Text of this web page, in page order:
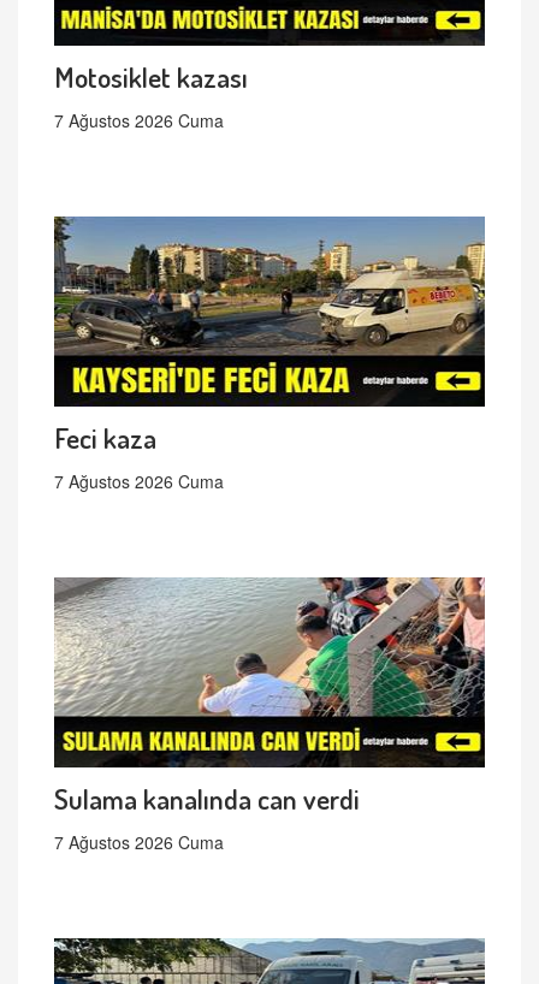
Motosiklet kazası
7 Ağustos 2026 Cuma
Feci kaza
7 Ağustos 2026 Cuma
Sulama kanalında can verdi
7 Ağustos 2026 Cuma